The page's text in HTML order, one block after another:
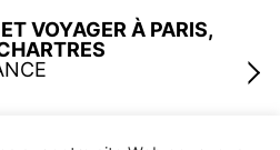
VOYAGER À PARIS,